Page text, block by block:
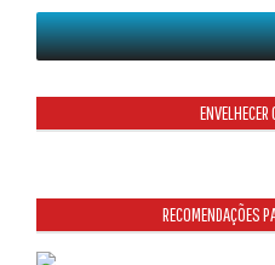
ENVELHECER
RECOMENDAÇÕES